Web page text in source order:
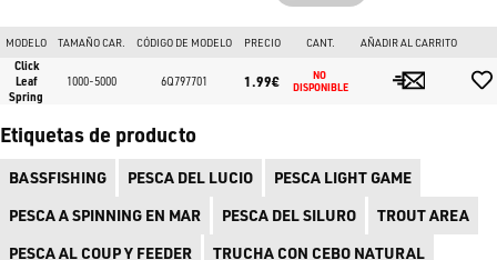
Carretes Compatibles
Este repuesto original Daiwa 6Q797701 es compatible con las
5000-C SP.
Legalis LT: incluida la serie 20 Legalis LT.
MODELO TAMAÑO CAR. CÓDIGO DE MODELO PRECIO CANT. AÑADIR AL CARRITO
Click
Leaf
Spring
1000-5000 6Q797701 1.99€
NO
DISPONIBLE
Etiquetas de producto
BASSFISHING PESCA DEL LUCIO
PESCA LIGHT GAME
PESCA A SPINNING EN MAR
PESCA DEL SILURO
TROUT AREA
PESCA AL COUP Y FEEDER
TRUCHA CON CEBO NATURAL